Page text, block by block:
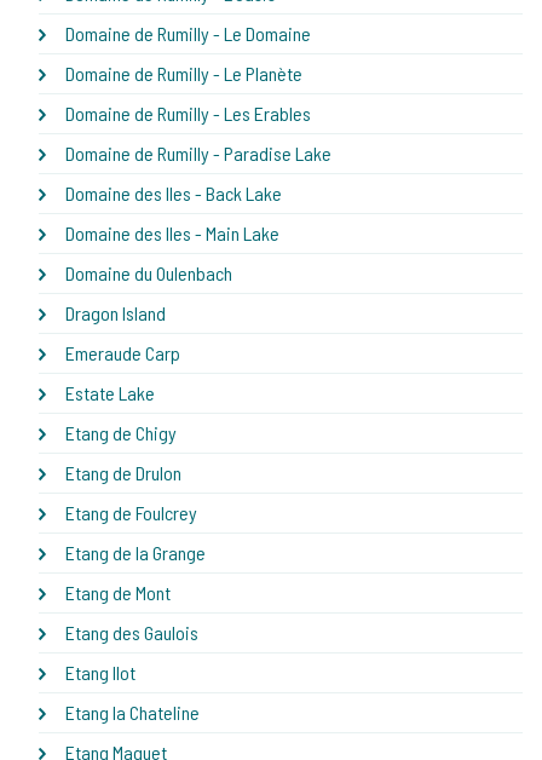
Domaine de Rumilly - Le Domaine
Domaine de Rumilly - Le Planète
Domaine de Rumilly - Les Erables
Domaine de Rumilly - Paradise Lake
Domaine des Iles - Back Lake
Domaine des Iles - Main Lake
Domaine du Oulenbach
Dragon Island
Emeraude Carp
Estate Lake
Etang de Chigy
Etang de Drulon
Etang de Foulcrey
Etang de la Grange
Etang de Mont
Etang des Gaulois
Etang Ilot
Etang la Chateline
Etang Maguet